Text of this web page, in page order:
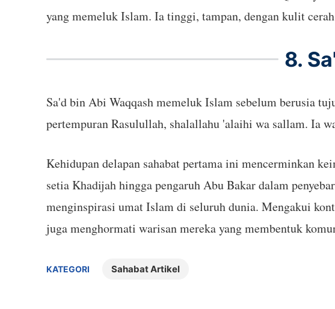
yang memeluk Islam. Ia tinggi, tampan, dengan kulit
8.
Sa'd bin Abi Waqqash memeluk Islam sebelum berusia
pertempuran Rasulullah, shalallahu 'alaihi wa sallam. Ia
Kehidupan delapan sahabat pertama ini mencerminkan
setia Khadijah hingga pengaruh Abu Bakar dalam
menginspirasi umat Islam di seluruh dunia. Mengakui
juga menghormati warisan mereka yang membentuk
KATEGORI Sahabat Artikel